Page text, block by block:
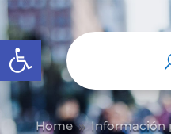
Abrir barra de
Home 9 Información